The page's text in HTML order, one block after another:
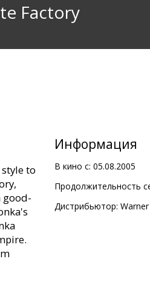
Factory
to
good-
Информация
В кино с: 05.08.2005
Продолжительность
Дистрибьютор: